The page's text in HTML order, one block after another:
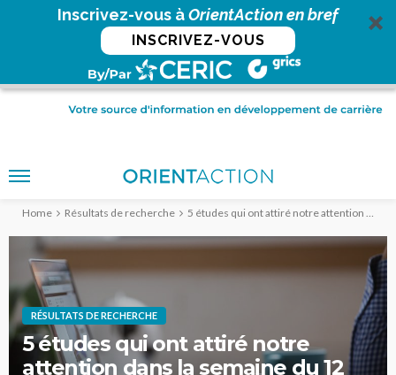
Inscrivez-vous àOrientAction en bref
INSCRIVEZ-VOUS
Home Résultats de recherche 5 études qui ont attiré notre attention dans la semaine du 12 septembre 2021
RÉSULTATS DE RECHERCHE
5 études qui ont attiré notre
attention dans la semaine du 12